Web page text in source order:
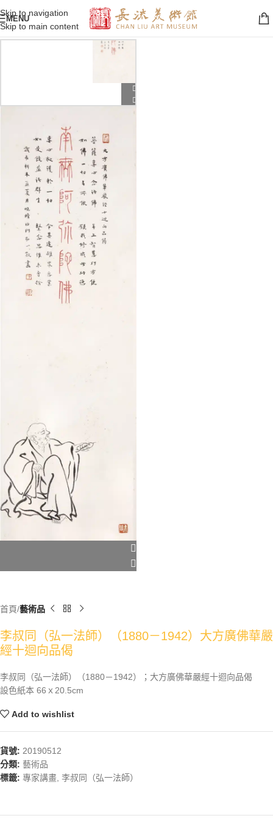
Skip to navigation
Skip to main content
MENU
首頁 藝術品
李叔同（弘一法師）（1880－1942）大方廣佛華嚴
經十迴向品偈
李叔同（弘一法師）（1880－1942）；大方廣佛華嚴經十迴向品偈
設色紙本 66ｘ20.5cm
Add to wishlist
貨號: 20190512
分類: 藝術品
標籤: 專家講畫 李叔同（弘一法師）